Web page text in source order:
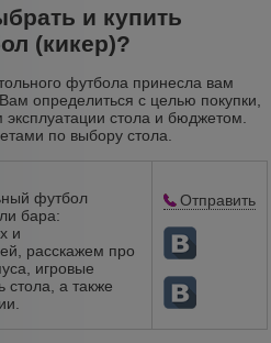
и купить
(кикер)?
футбола принесла вам
определиться с целью покупки,
стола и бюджетом.
по выбору стола.
футбол
бара:
и
расскажем про
игровые
стола, а также
Отправить